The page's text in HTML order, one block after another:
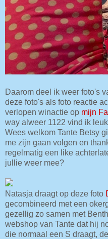
Daarom deel ik weer foto's
deze foto's als foto reactie
verlopen winactie op mijn
way alweer 1122 vind ik
Wees welkom Tante Betsy
me zijn gaan volgen en
regelmatig een like
jullie weer mee?
Natasja draagt op deze foto
gecombineerd met een
gezellig zo samen met
webshop van Tante dat hij
die normaal een S draagt,